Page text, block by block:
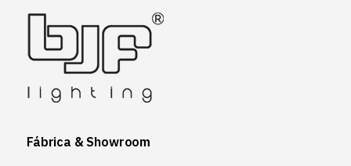
Fábrica & Showroom